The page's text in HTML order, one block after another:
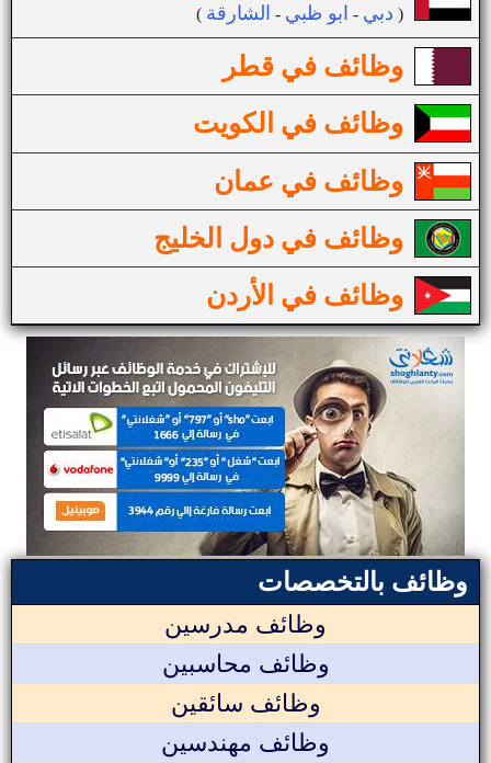
( دبي - ابو ظبي - الشارقة )
وظائف في قطر
وظائف في الكويت
وظائف في عمان
وظائف في دول الخليج
وظائف في الأردن
وظائف بالتخصصات
وظائف مدرسين
وظائف محاسبين
وظائف سائقين
وظائف مهندسين